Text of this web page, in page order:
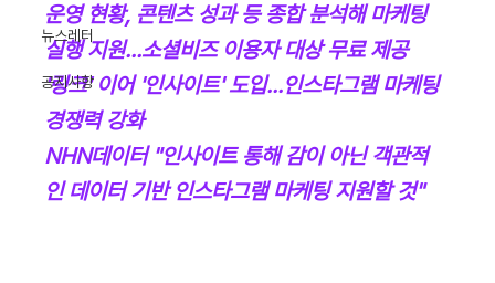
뉴스레터
공지사항
운영 현황, 콘텐츠 성과 등 종합 분석해 마케팅
실행 지원...소셜비즈 이용자 대상 무료 제공
'링크' 이어 '인사이트' 도입...인스타그램 마케팅
경쟁력 강화
NHN데이터 "인사이트 통해 감이 아닌 객관적
인 데이터 기반 인스타그램 마케팅 지원할 것"